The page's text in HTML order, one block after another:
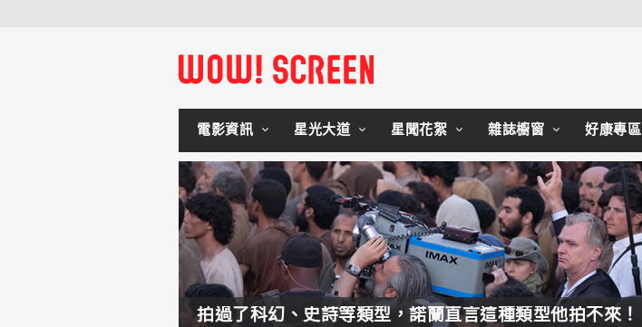
電影資訊 星光大道 星聞花絮 雜誌櫥窗 好康專區
拍過了科幻、史詩等類型，諾蘭直言這種類型他拍不來！